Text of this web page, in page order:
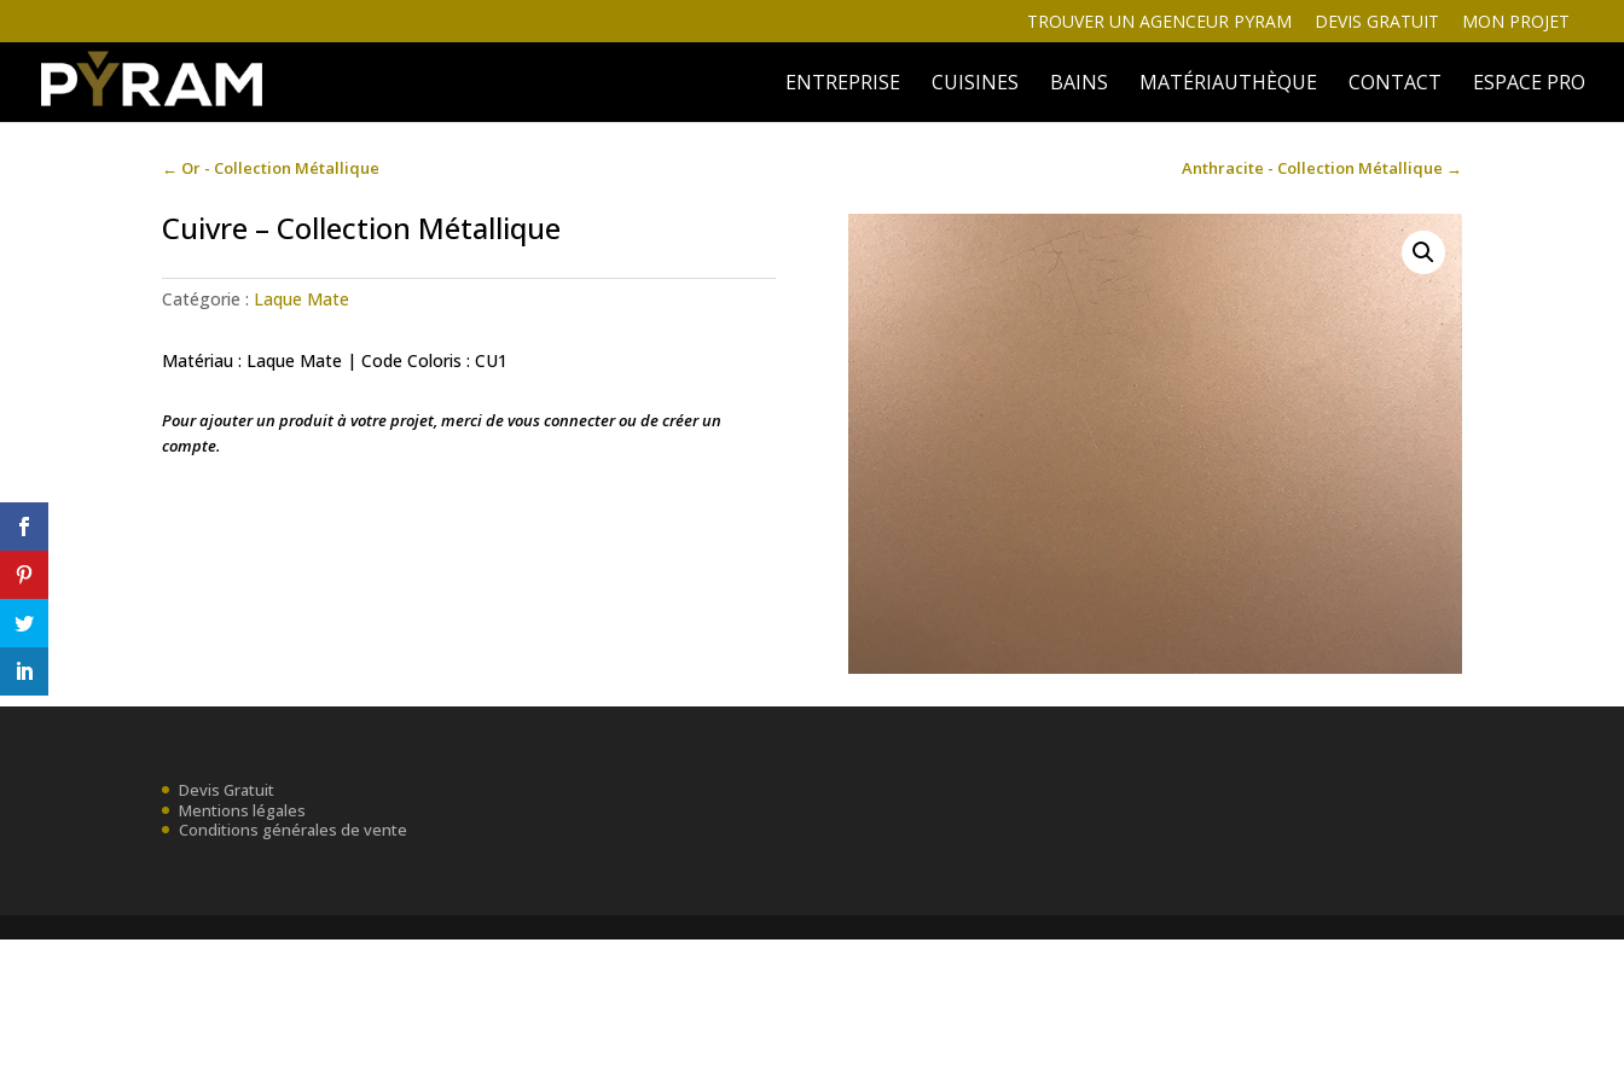
TROUVER UN AGENCEUR PYRAM DEVIS GRATUIT MON PROJET
ENTREPRISE CUISINES BAINS MATÉRIAUTHÈQUE CONTACT ESPACE PRO
← Or - Collection Métallique Anthracite - Collection Métallique →
Cuivre – Collection Métallique
Catégorie : Laque Mate
Matériau : Laque Mate | Code Coloris : CU1
Pour ajouter un produit à votre projet, merci de vous connecter ou de créer un
compte.
Devis Gratuit
Mentions légales
Conditions générales de vente